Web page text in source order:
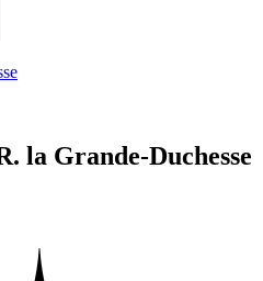
la Grande-Duchesse